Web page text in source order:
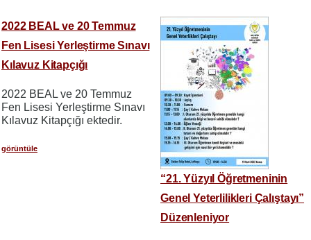
2022 BEAL ve 20 Temmuz
Fen Lisesi Yerleştirme Sınavı
Kılavuz Kitapçığı
2022 BEAL ve 20 Temmuz
Fen Lisesi Yerleştirme Sınavı
Kılavuz Kitapçığı ektedir.
görüntüle
“21. Yüzyıl Öğretmeninin
Genel Yeterlilikleri Çalıştayı”
Düzenleniyor